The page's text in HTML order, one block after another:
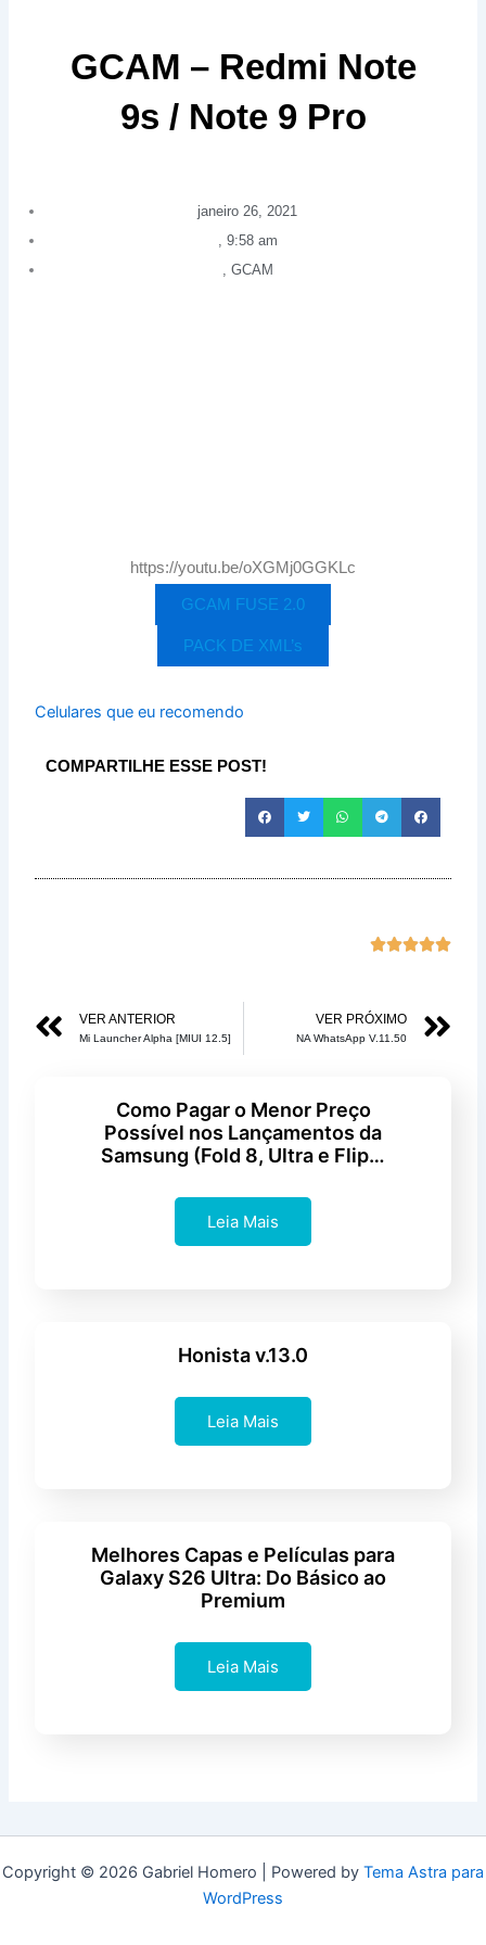
GCAM – Redmi Note
9s / Note 9 Pro
janeiro 26, 2021
, 9:58 am
, GCAM
https://youtu.be/oXGMj0GGKLc
GCAM FUSE 2.0
PACK DE XML’s
Celulares que eu recomendo
COMPARTILHE ESSE POST!

de
Anterior
VER ANTERIOR
Mi Launcher Alpha [MIUI 12.5]
VER PRÓXIMO
NA WhatsApp V.11.50
Como Pagar o Menor Preço
Possível nos Lançamentos da
Samsung (Fold 8, Ultra e Flip…
Leia Mais
Honista v.13.0
Leia Mais
Melhores Capas e Películas para
Galaxy S26 Ultra: Do Básico ao
Premium
Leia Mais
Copyright © 2026 Gabriel Homero | Powered by Tema Astra para
WordPress